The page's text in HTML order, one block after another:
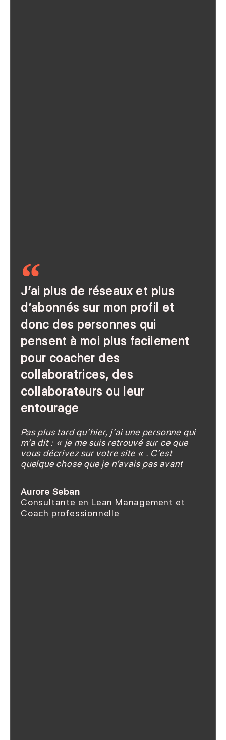
J’ai plus de réseaux et plus
d’abonnés sur mon profil et
donc des personnes qui
pensent à moi plus facilement
pour coacher des
collaboratrices, des
collaborateurs ou leur
entourage
Pas plus tard qu’hier, j’ai une personne qui
m’a dit : « je me suis retrouvé sur ce que
vous décrivez sur votre site « . C’est
quelque chose que je n’avais pas avant
Aurore Seban
Consultante en Lean Management et
Coach professionnelle